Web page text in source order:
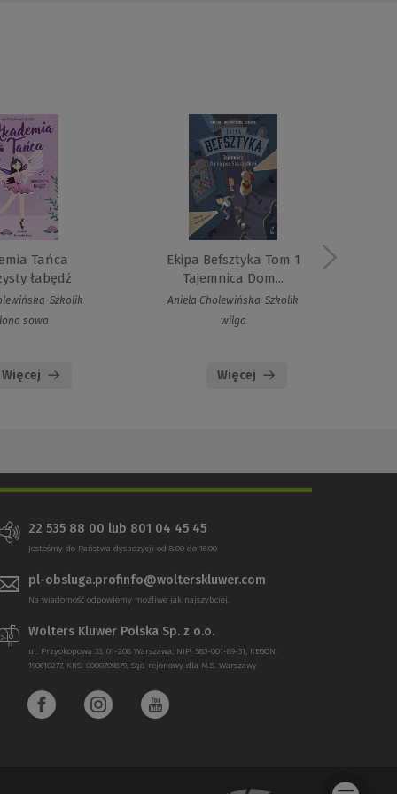
Tańca
łabędź
Szkolik
sowa
Więcej
Ekipa Befsztyka Tom 1
Tajemnica Dom...
Aniela Cholewińska-Szkolik
wilga
Więcej
22 535 88 00 lub 801 04 45 45
Jesteśmy do Państwa dyspozycji od 8:00 do 16:00
pl-obsluga.profinfo@wolterskluwer.com
Na wiadomość odpowiemy możliwe jak najszybciej.
Wolters Kluwer Polska Sp. z o.o.
ul. Przyokopowa 33, 01-208 Warszawa; NIP: 583-001-89-31, REGON:
190610277, KRS: 0000709879, Sąd rejonowy dla M.S. Warszawy